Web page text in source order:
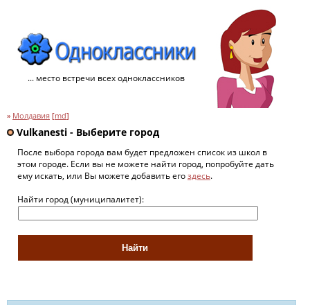
... место встречи всех одноклассников
» Молдавия [md]
Vulkanesti - Выберите город
После выбора города вам будет предложен список из школ в
этом городе. Если вы не можете найти город, попробуйте дать
ему искать, или Вы можете добавить егоздесь.
Найти город (муниципалитет):